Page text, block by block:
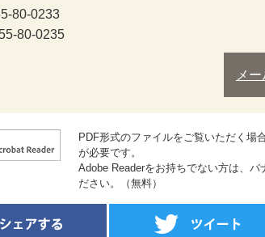
80-0233
80-0235
メ
PDF形式のファイルをご覧いただく場
が必要です。
Adobe Readerをお持ちでない方は、
ださい。（無料）